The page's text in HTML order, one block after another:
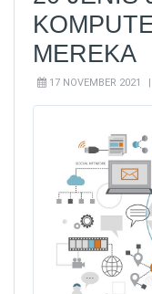
MEREKA
17 NOVEMBER 2021 |